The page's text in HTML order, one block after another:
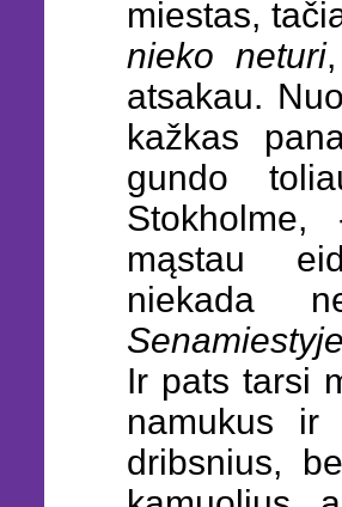
miestas,
nieko neturi
atsakau.
kažkas
gundo
mąstau
niekada
Senamiestyje
Ir pats tarsi
namukus ir
dribsnius,